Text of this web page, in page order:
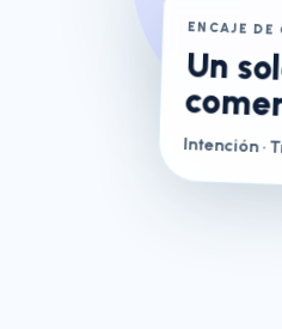
ENCAJE DE
Un
Intención·